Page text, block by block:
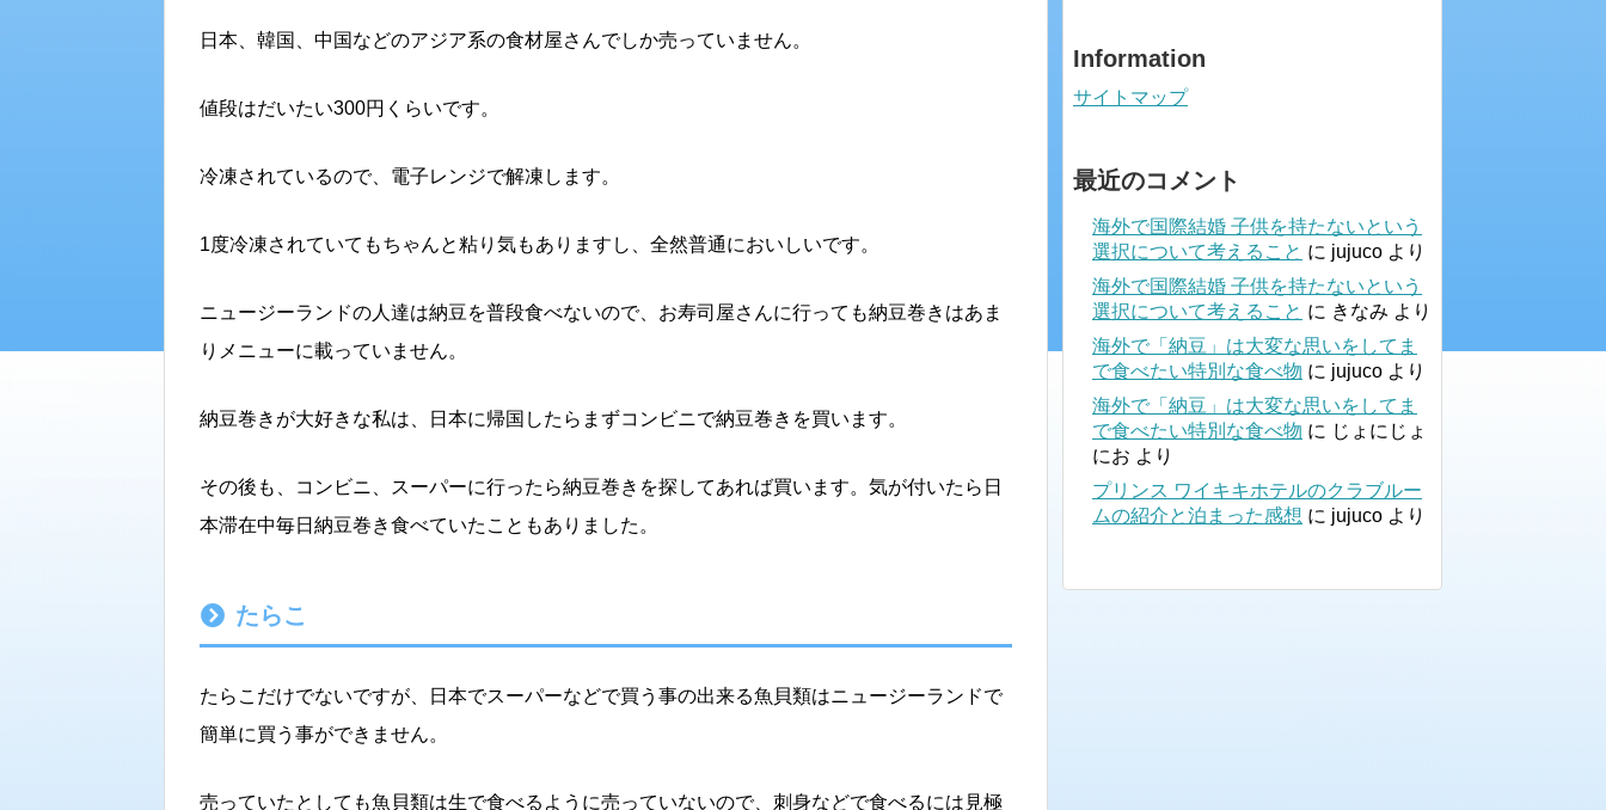
日本、韓国、中国などのアジア系の食材屋さんでしか売っていません。
値段はだいたい300円くらいです。
冷凍されているので、電子レンジで解凍します。
1度冷凍されていてもちゃんと粘り気もありますし、全然普通においしいです。
ニュージーランドの人達は納豆を普段食べないので、お寿司屋さんに行っても納豆巻きはあま
りメニューに載っていません。
納豆巻きが大好きな私は、日本に帰国したらまずコンビニで納豆巻きを買います。
その後も、コンビニ、スーパーに行ったら納豆巻きを探してあれば買います。気が付いたら日
本滞在中毎日納豆巻き食べていたこともありました。
たらこ
たらこだけでないですが、日本でスーパーなどで買う事の出来る魚貝類はニュージーランドで
簡単に買う事ができません。
売っていたとしても魚貝類は生で食べるように売っていないので、刺身などで食べるには見極
Information
サイトマップ
最近のコメント
海外で国際結婚 子供を持たないという
選択について考えること に jujuco より
海外で国際結婚 子供を持たないという
選択について考えること に きなみ より
海外で「納豆」は大変な思いをしてま
で食べたい特別な食べ物 に jujuco より
海外で「納豆」は大変な思いをしてま
で食べたい特別な食べ物 に じょにじょ
にお より
プリンス ワイキキホテルのクラブルー
ムの紹介と泊まった感想 に jujuco より